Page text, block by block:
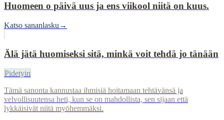
Huomeen o päivä uus ja ens viikool niitä on kuus.
Katso sananlasku →
Älä jätä huomiseksi sitä, minkä voit tehdä jo tänään
Pidetyin
Tämä sanonta kannustaa ihmisiä hoitamaan tehtävänsä ja
velvollisuutensa heti, kun se on mahdollista, sen sijaan että
lykkäisivät niitä myöhemmäksi.